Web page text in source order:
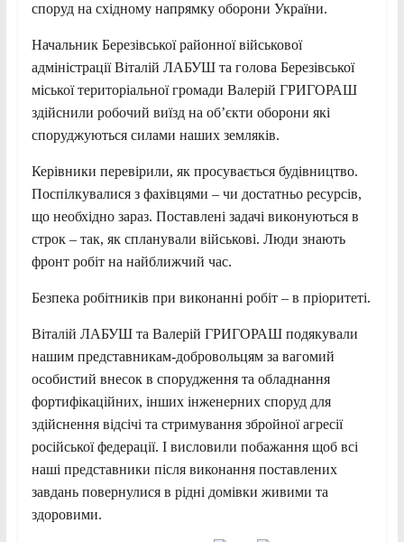
споруд на східному напрямку оборони України.
Начальник Березівської районної військової
адміністрації Віталій ЛАБУШ та голова Березівської
міської територіальної громади Валерій ГРИГОРАШ
здійснили робочий виїзд на об’єкти оборони які
споруджуються силами наших земляків.
Керівники перевірили, як просувається будівництво.
Поспілкувалися з фахівцями – чи достатньо ресурсів,
що необхідно зараз. Поставлені задачі виконуються в
строк – так, як спланували військові. Люди знають
фронт робіт на найближчий час.
Безпека робітників при виконанні робіт – в пріоритеті.
Віталій ЛАБУШ та Валерій ГРИГОРАШ подякували
нашим представникам-добровольцям за вагомий
особистий внесок в спорудження та обладнання
фортифікаційних, інших інженерних споруд для
здійснення відсічі та стримування збройної агресії
російської федерації. І висловили побажання щоб всі
наші представники після виконання поставлених
завдань повернулися в рідні домівки живими та
здоровими.